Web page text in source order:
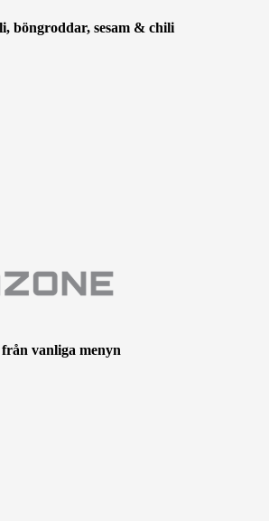
böngroddar, sesam & chili
vanliga menyn